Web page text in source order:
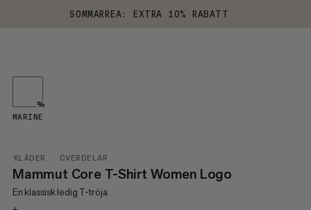
SOMMARREA: EXTRA 10% RABATT
KLÄDER ÖVERDELAR
Mammut Core T-Shirt Women Logo
En klassisk ledig T-tröja
MARINE
%